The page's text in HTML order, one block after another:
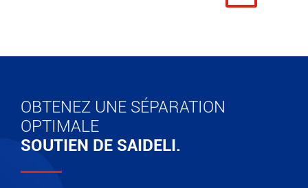
OBTENEZ UNE SÉPARATION
OPTIMALE
SOUTIEN DE SAIDELI.